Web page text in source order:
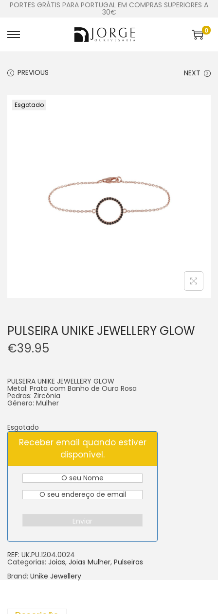
PORTES GRÁTIS PARA PORTUGAL EM COMPRAS SUPERIORES A
30€
0
PREVIOUS NEXT
Esgotado
PULSEIRA UNIKE JEWELLERY GLOW
€39.95
PULSEIRA UNIKE JEWELLERY GLOW
Metal: Prata com Banho de Ouro Rosa
Pedras: Zircónia
Género: Mulher
Esgotado
Receber email quando estiver
disponível.
Enviar
REF: UK.PU.1204.0024
Categorias: Joias, Joias Mulher, Pulseiras
Brand: Unike Jewellery